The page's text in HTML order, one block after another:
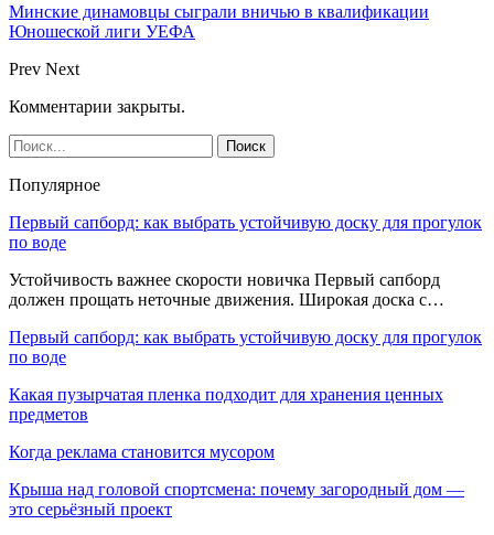
Минские динамовцы сыграли вничью в квалификации
Юношеской лиги УЕФА
Prev Next
Комментарии закрыты.
Популярное
Первый сапборд: как выбрать устойчивую доску для прогулок
по воде
Устойчивость важнее скорости новичка Первый сапборд
должен прощать неточные движения. Широкая доска с…
Первый сапборд: как выбрать устойчивую доску для прогулок
по воде
Какая пузырчатая пленка подходит для хранения ценных
предметов
Когда реклама становится мусором
Крыша над головой спортсмена: почему загородный дом —
это серьёзный проект